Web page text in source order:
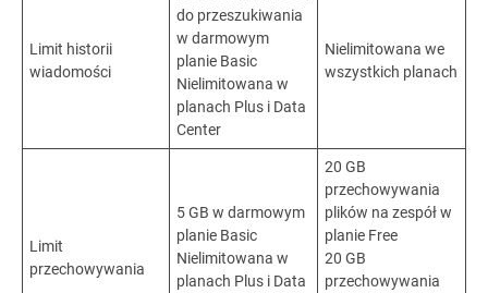
Limit historii
wiadomości
do przeszukiwania
w darmowym
planie Basic
Nielimitowana w
planach Plus i Data
Center
Nielimitowana we
wszystkich planach
Limit
przechowywania
5 GB w darmowym
planie Basic
Nielimitowana w
planach Plus i Data
20 GB
przechowywania
plików na zespół w
planie Free
20 GB
przechowywania